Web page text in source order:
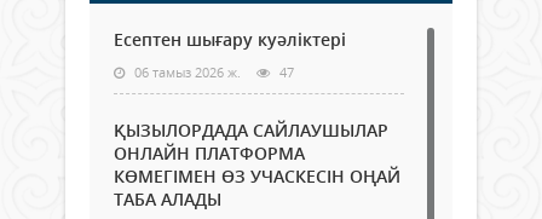
Есептен шығару куәліктері
06 тамыз 2026 ж. 47
ҚЫЗЫЛОРДАДА САЙЛАУШЫЛАР
ОНЛАЙН ПЛАТФОРМА
КӨМЕГІМЕН ӨЗ УЧАСКЕСІН ОҢАЙ
ТАБА АЛАДЫ